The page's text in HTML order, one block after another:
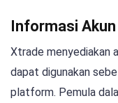
Informasi
Xtrade menyediakan
dapat digunakan
platform. Pemula